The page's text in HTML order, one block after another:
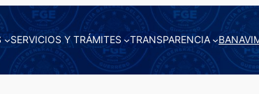
SERVICIOS Y TRÁMITES TRANSPARENCIA